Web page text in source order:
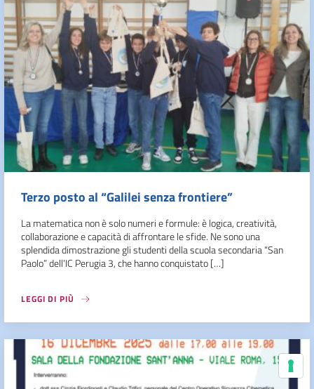
Terzo posto al “Galilei senza frontiere”
La matematica non è solo numeri e formule: è logica, creatività,
collaborazione e capacità di affrontare le sfide. Ne sono una
splendida dimostrazione gli studenti della scuola secondaria “San
Paolo” dell’IC Perugia 3, che hanno conquistato […]
LEGGI DI PIÙ
Le